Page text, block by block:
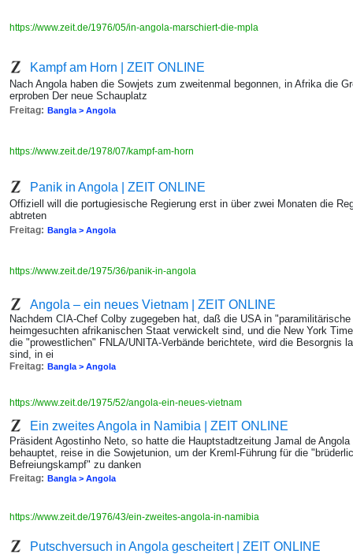
https://www.zeit.de/1976/05/in-angola-marschiert-die-mpla
Kampf am Horn | ZEIT ONLINE
Nach Angola haben die Sowjets zum zweitenmal begonnen, in Afrika die
erproben Der neue Schauplatz
Freitag: Bangla > Angola
https://www.zeit.de/1978/07/kampf-am-horn
Panik in Angola | ZEIT ONLINE
Offiziell will die portugiesische Regierung erst in über zwei Monaten die
abtreten
Freitag: Bangla > Angola
https://www.zeit.de/1975/36/panik-in-angola
Angola – ein neues Vietnam | ZEIT ONLINE
Nachdem CIA-Chef Colby zugegeben hat, daß die USA in
heimgesuchten afrikanischen Staat verwickelt sind, und die New York
die "prowestlichen" FNLA/UNITA-Verbände berichtete, wird die Besorgnis
sind, in ei
Freitag: Bangla > Angola
https://www.zeit.de/1975/52/angola-ein-neues-vietnam
Ein zweites Angola in Namibia | ZEIT ONLINE
Präsident Agostinho Neto, so hatte die Hauptstadtzeitung Jamal de
behauptet, reise in die Sowjetunion, um der Kreml-Führung für die
Befreiungskampf" zu danken
Freitag: Bangla > Angola
https://www.zeit.de/1976/43/ein-zweites-angola-in-namibia
Putschversuch in Angola gescheitert | ZEIT ONLINE